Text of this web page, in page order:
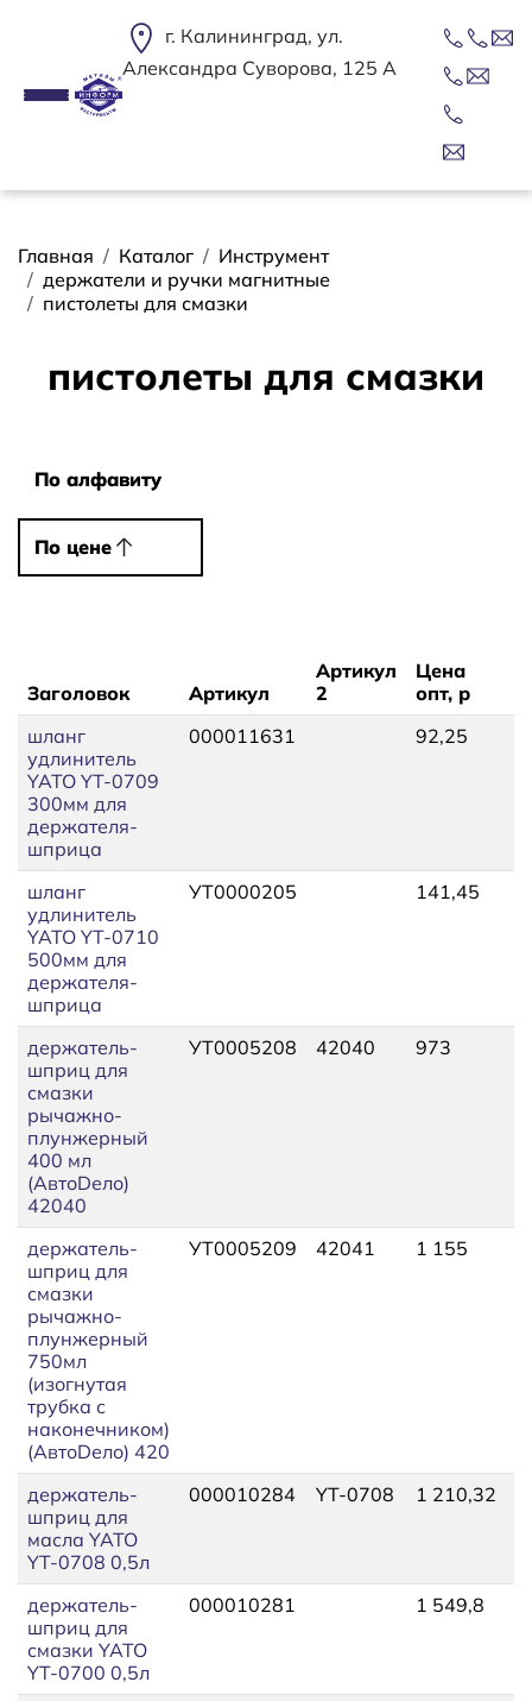
г. Калининград, ул.
Александра Суворова, 125 А
Строка навигации
Главная Каталог
Инструмент
держатели и ручки магнитные
пистолеты для смазки
пистолеты для смазки
По алфавиту
По алфавиту
По цене
По цене
Заголовок Артикул
Артикул
2
Цена
опт, р
шланг
удлинитель
YATO YT-0709
300мм для
держателя-
шприца
000011631 92,25
шланг
удлинитель
YATO YT-0710
500мм для
держателя-
шприца
УТ0000205 141,45
держатель-
шприц для
смазки
рычажно-
плунжерный
400 мл
(АвтоDело)
42040
УТ0005208 42040 973
держатель-
шприц для
смазки
рычажно-
плунжерный
750мл
(изогнутая
трубка с
наконечником)
(АвтоDело) 420
УТ0005209 42041 1 155
держатель-
шприц для
масла YATO
YT-0708 0,5л
000010284 YT-0708 1 210,32
держатель-
шприц для
смазки YATO
YT-0700 0,5л
000010281 1 549,8